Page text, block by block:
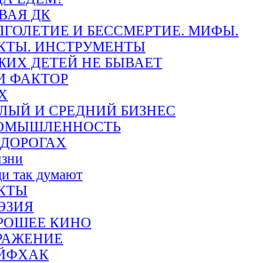
ДК
И БЕССМЕРТИЕ. МИФЫ.
ИНСТРУМЕНТЫ
ДЕТЕЙ НЕ БЫВАЕТ
ФАКТОР
И СРЕДНИЙ БИЗНЕС
так думают
КИНО